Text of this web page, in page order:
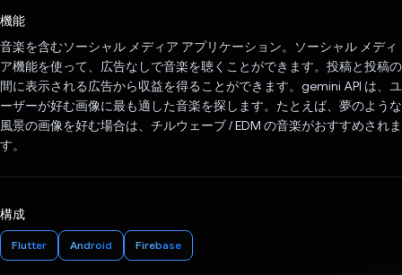
機能
音楽を含むソーシャル メディア アプリケーション。ソーシャル メディ
ア機能を使って、広告なしで音楽を聴くことができます。投稿と投稿の
間に表示される広告から収益を得ることができます。gemini API は、ユ
ーザーが好む画像に最も適した音楽を探します。たとえば、夢のような
風景の画像を好む場合は、チルウェーブ / EDM の音楽がおすすめされま
す。
構成
Flutter Android Firebase